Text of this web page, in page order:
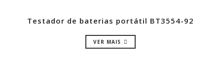
Testador de baterias portátil BT3554-92
VER MAIS